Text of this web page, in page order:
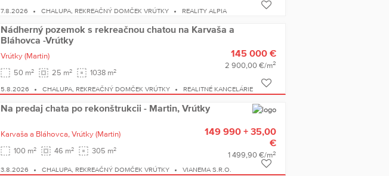
7.8.2026 CHALUPA, REKREAČNÝ DOMČEK VRÚTKY REALITY ALPIA
Nádherný pozemok s rekreačnou chatou na Karvaša a
Bláhovca -Vrútky
Vrútky (Martin)
50 m2 25 m2 1038 m2
145 000 €
2 900,00 €/m2
5.8.2026 CHALUPA, REKREAČNÝ DOMČEK VRÚTKY REALITNÉ KANCELÁRIE
Na predaj chata po rekonštrukcii - Martin, Vrútky
Karvaša a Bláhovca, Vrútky (Martin)
100 m2 46 m2 305 m2
149 990 + 35,00
€
1 499,90 €/m2
3.8.2026 CHALUPA, REKREAČNÝ DOMČEK VRÚTKY VIANEMA S.R.O.